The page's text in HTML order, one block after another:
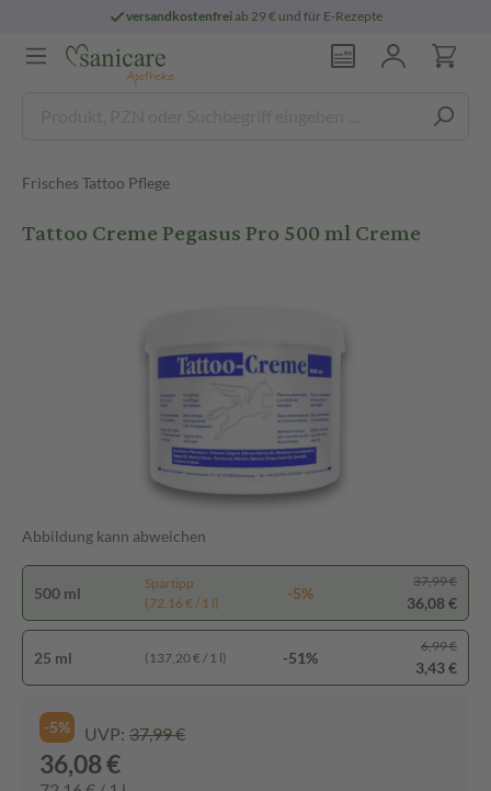
versandkostenfreiab 29 € und für E-Rezepte
Frisches Tattoo Pflege
Tattoo Creme Pegasus Pro 500 ml Creme
Abbildung kann abweichen
500 ml
Spartipp
(72,16 € / 1 l)
-5%
37,99 €
36,08 €
25 ml (137,20 € / 1 l) -51%
6,99 €
3,43 €
-5% UVP: 37,99 €
36,08 €